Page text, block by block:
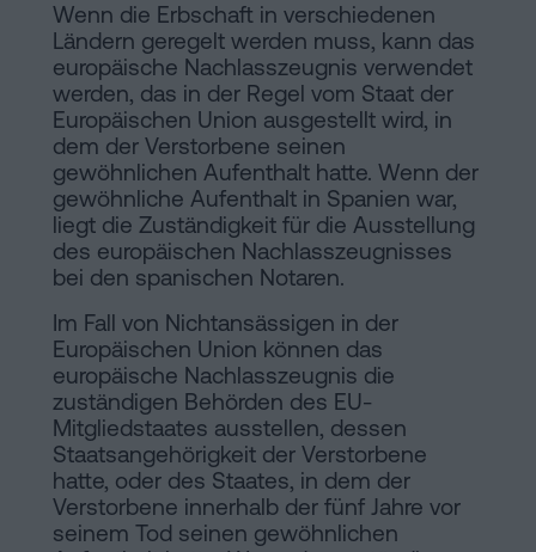
Wenn die Erbschaft in verschiedenen
Ländern geregelt werden muss, kann das
europäische Nachlasszeugnis verwendet
werden, das in der Regel vom Staat der
Europäischen Union ausgestellt wird, in
dem der Verstorbene seinen
gewöhnlichen Aufenthalt hatte. Wenn der
gewöhnliche Aufenthalt in Spanien war,
liegt die Zuständigkeit für die Ausstellung
des europäischen Nachlasszeugnisses
bei den spanischen Notaren.
Im Fall von Nichtansässigen in der
Europäischen Union können das
europäische Nachlasszeugnis die
zuständigen Behörden des EU-
Mitgliedstaates ausstellen, dessen
Staatsangehörigkeit der Verstorbene
hatte, oder des Staates, in dem der
Verstorbene innerhalb der fünf Jahre vor
seinem Tod seinen gewöhnlichen